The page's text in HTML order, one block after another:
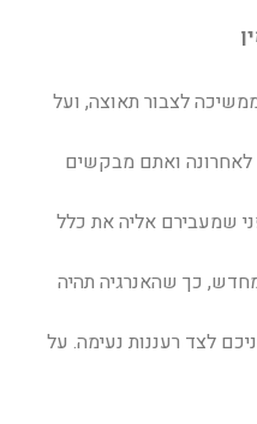
לצבור תאוצה, ועל
ואתם מבקשים
שמעבירם אליה את כלל
כך שהאנרגיה תהיה
לצד רעננות נעימה. על